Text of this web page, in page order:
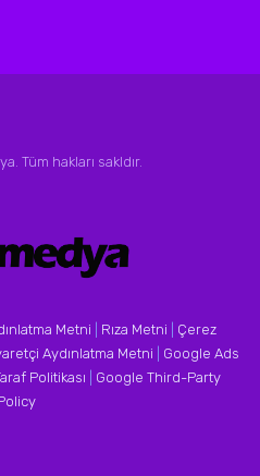
Tüm hakları sakldır.
Metni Rıza Metni
Çerez
Aydınlatma Metni
Google Ads
Politikası
Google Third-Party